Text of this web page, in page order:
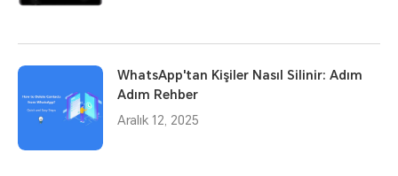
WhatsApp'tan Kişiler Nasıl Silinir: Adım
Adım Rehber
Aralık 12, 2025